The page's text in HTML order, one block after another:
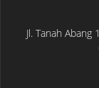
Jl. Tanah